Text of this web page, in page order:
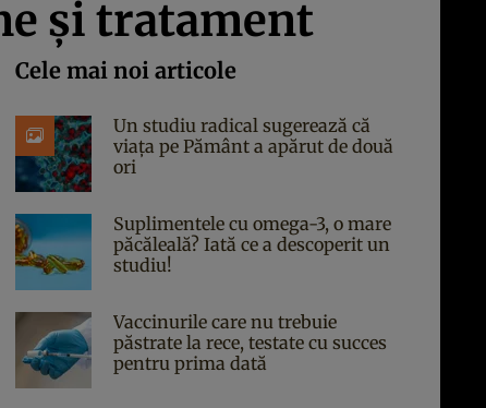
şi tratament
Cele mai noi articole
Un studiu radical sugerează că
viața pe Pământ a apărut de două
ori
Suplimentele cu omega-3, o mare
păcăleală? Iată ce a descoperit un
studiu!
Vaccinurile care nu trebuie
păstrate la rece, testate cu succes
pentru prima dată